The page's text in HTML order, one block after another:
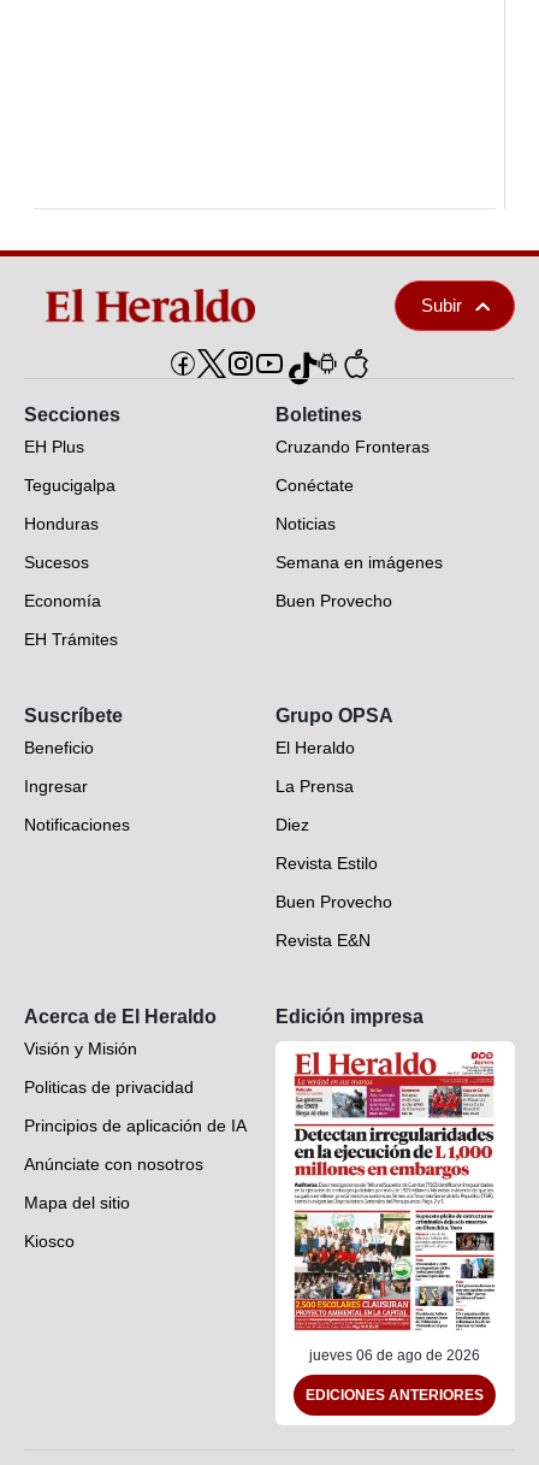
Subir
Secciones
EH Plus
Tegucigalpa
Honduras
Sucesos
Economía
EH Trámites
EH Verifica
Fotogalerías
Deportes
Videos
Boletines
Cruzando Fronteras
Conéctate
Noticias
Semana en imágenes
Buen Provecho
Suscríbete
Beneficio
Ingresar
Notificaciones
Grupo OPSA
El Heraldo
La Prensa
Diez
Revista Estilo
Buen Provecho
Revista E&N
Acerca de El Heraldo
Visión y Misión
Politicas de privacidad
Principios de aplicación de IA
Anúnciate con nosotros
Mapa del sitio
Kiosco
Edición impresa
jueves 06 de ago de 2026
EDICIONES ANTERIORES